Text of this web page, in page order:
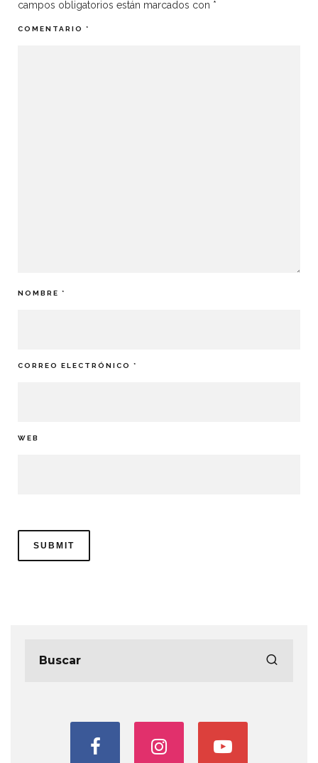
campos obligatorios están marcados con *
COMENTARIO *
NOMBRE *
CORREO ELECTRÓNICO *
WEB